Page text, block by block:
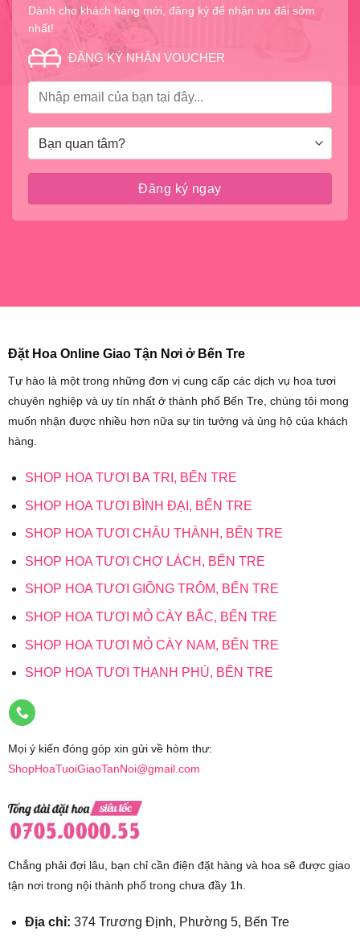
Dành cho khách hàng mới, đăng ký để nhận ưu đãi sớm
nhất!
ĐĂNG KÝ NHẬN VOUCHER
Đặt Hoa Online Giao Tận Nơi ở Bến Tre
Tự hào là một trong những đơn vị cung cấp các dịch vụ hoa tươi
chuyên nghiệp và uy tín nhất ở thành phố Bến Tre, chúng tôi mong
muốn nhận được nhiều hơn nữa sự tin tưởng và ủng hộ của khách
hàng.
SHOP HOA TƯƠI BA TRI, BẾN TRE
SHOP HOA TƯƠI BÌNH ĐẠI, BẾN TRE
SHOP HOA TƯƠI CHÂU THÀNH, BẾN TRE
SHOP HOA TƯƠI CHỢ LÁCH, BẾN TRE
SHOP HOA TƯƠI GIỒNG TRÔM, BẾN TRE
SHOP HOA TƯƠI MỎ CÀY BẮC, BẾN TRE
SHOP HOA TƯƠI MỎ CÀY NAM, BẾN TRE
SHOP HOA TƯƠI THẠNH PHÚ, BẾN TRE
Mọi ý kiến đóng góp xin gửi về hòm thư:
ShopHoaTuoiGiaoTanNoi@gmail.com
Chẳng phải đợi lâu, bạn chỉ cần điện đặt hàng và hoa sẽ được giao
tận nơi trong nội thành phố trong chưa đầy 1h.
Địa chỉ: 374 Trương Định, Phường 5, Bến Tre